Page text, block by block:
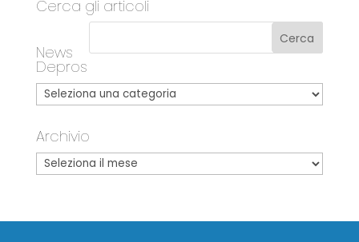
Cerca gli articoli
News
Depros
Archivio